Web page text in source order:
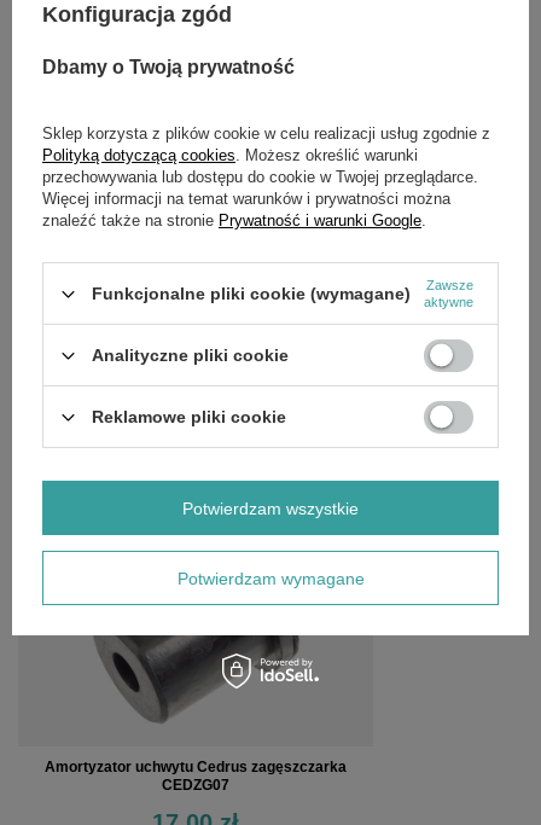
Potrzebujesz pomocy? Masz pytania?
najciekawsze pytania i odpowiedzi publikując
SZCZEGÓŁOWE DANE
Symbol 132146
OPINIE (0)
Amortyzator uchwytu Cedrus zagęszczarka
CEDZG07
Konfiguracja zgód
Dbamy o Twoją prywatność
Sklep korzysta z plików cookie w celu realizacji usług zgodnie z
Polityką dotyczącą cookies . Możesz określić warunki
przechowywania lub dostępu do cookie w Twojej przeglądarce.
Więcej informacji na temat warunków i prywatności można
znaleźć także na stronie Prywatność i warunki Google
Funkcjonalne pliki cookie (wymagane)
Zawsze
aktywne
Analityczne pliki cookie
Reklamowe pliki cookie
Potwierdzam wymagane
Potwierdzam wszystkie